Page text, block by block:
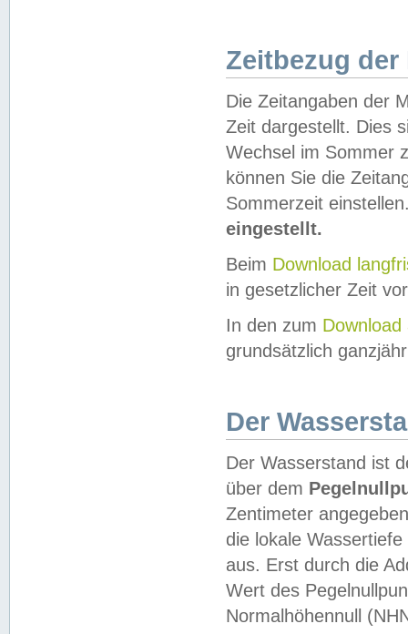
Zeitbezug der
Die Zeitangaben der
Zeit dargestellt. Dies
Wechsel im Sommer
können Sie die
Sommerzeit
eingestellt.
Beim Download
in gesetzlicher Zeit
In den zum Download
grundsätzlich
Der
Der Wasserstand ist
über dem
Zentimeter
die lokale
aus. Erst durch die
Wert des
Normalhöhennull